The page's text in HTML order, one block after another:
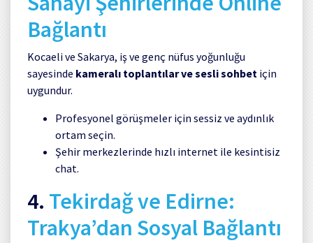
Bağlantı
Kocaeli ve Sakarya, iş ve genç nüfus yoğunluğu
sayesinde kameralı toplantılar ve sesli sohbet için
uygundur.
Profesyonel görüşmeler için sessiz ve aydınlık
ortam seçin.
Şehir merkezlerinde hızlı internet ile kesintisiz
chat.
4. Tekirdağ ve Edirne:
Trakya’dan Sosyal Bağlantı